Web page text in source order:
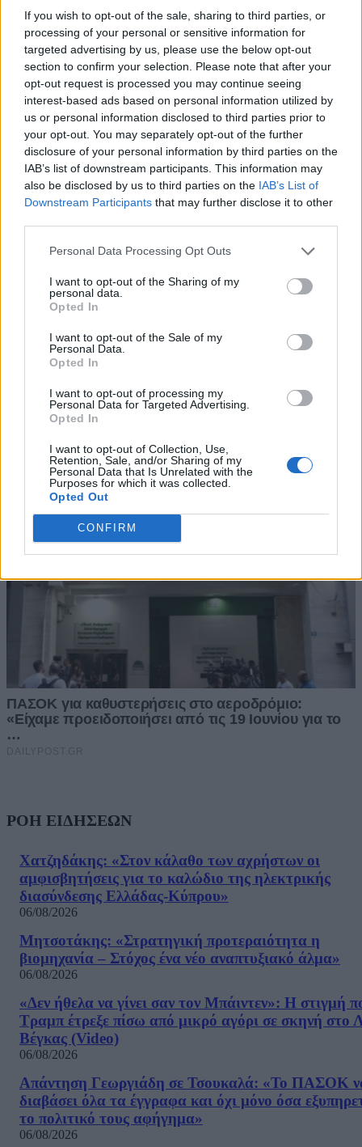
If you wish to opt-out of the sale, sharing to third parties, or
processing of your personal or sensitive information for
targeted advertising by us, please use the below opt-out
section to confirm your selection. Please note that after your
opt-out request is processed you may continue seeing
interest-based ads based on personal information utilized by
us or personal information disclosed to third parties prior to
your opt-out. You may separately opt-out of the further
disclosure of your personal information by third parties on the
IAB’s list of downstream participants. This information may
also be disclosed by us to third parties on the IAB’s List of
Downstream Participants that may further disclose it to other
Personal Data Processing Opt Outs
I want to opt-out of the Sharing of my
personal data.
Opted In
I want to opt-out of the Sale of my
Personal Data.
Opted In
I want to opt-out of processing my
Personal Data for Targeted Advertising.
Opted In
I want to opt-out of Collection, Use,
Retention, Sale, and/or Sharing of my
Personal Data that Is Unrelated with the
Purposes for which it was collected.
Opted Out
CONFIRM
ΡΟΗ ΕΙΔΗΣΕΩΝ
Χατζηδάκης: «Στον κάλαθο των αχρήστων οι
αμφισβητήσεις για το καλώδιο της ηλεκτρικής
διασύνδεσης Ελλάδας-Κύπρου»
06/08/2026
Μητσοτάκης: «Στρατηγική προτεραιότητα η
βιομηχανία – Στόχος ένα νέο αναπτυξιακό άλμα»
06/08/2026
«Δεν ήθελα να γίνει σαν τον Μπάιντεν»: Η στιγμή
Τραμπ έτρεξε πίσω από μικρό αγόρι σε σκηνή στο
Βέγκας (Video)
06/08/2026
Απάντηση Γεωργιάδη σε Τσουκαλά: «Το ΠΑΣΟΚ
διαβάσει όλα τα έγγραφα και όχι μόνο όσα
το πολιτικό τους αφήγημα»
06/08/2026